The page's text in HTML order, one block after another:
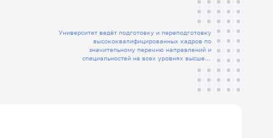
Университет ведёт подготовку и переподготовку
высококвалифицированных кадров по
значительному перечню направлений и
специальностей на всех уровнях высшего
образования, а также СПО